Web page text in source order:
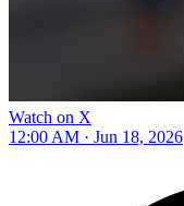
Watch on X
12:00 AM · Jun 18, 2026